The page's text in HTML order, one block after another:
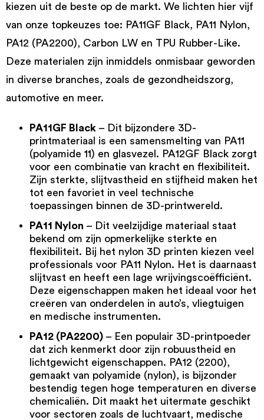
kiezen uit de beste op de markt. We lichten hier vijf
van onze topkeuzes toe: PA11GF Black, PA11 Nylon,
PA12 (PA2200), Carbon LW en TPU Rubber-Like.
Deze materialen zijn inmiddels onmisbaar geworden
in diverse branches, zoals de gezondheidszorg,
automotive en meer.
PA11GF Black – Dit bijzondere 3D-
printmateriaal is een samensmelting van PA11
(polyamide 11) en glasvezel. PA12GF Black zorgt
voor een combinatie van kracht en flexibiliteit.
Zijn sterkte, slijtvastheid en stijfheid maken het
tot een favoriet in veel technische
toepassingen binnen de 3D-printwereld.
PA11 Nylon – Dit veelzijdige materiaal staat
bekend om zijn opmerkelijke sterkte en
flexibiliteit. Bij het nylon 3D printen kiezen veel
professionals voor PA11 Nylon. Het is daarnaast
slijtvast en heeft een lage wrijvingscoëfficiënt.
Deze eigenschappen maken het ideaal voor het
creëren van onderdelen in auto’s, vliegtuigen
en medische instrumenten.
PA12 (PA2200) – Een populair 3D-printpoeder
dat zich kenmerkt door zijn robuustheid en
lichtgewicht eigenschappen. PA12 (2200),
gemaakt van polyamide (nylon), is bijzonder
bestendig tegen hoge temperaturen en diverse
chemicaliën. Dit maakt het uitermate geschikt
voor sectoren zoals de luchtvaart, medische